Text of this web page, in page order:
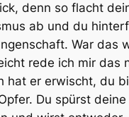
denn so flacht
ab und du
War das
rede ich mir das
hat er erwischt, du
Du spürst deine